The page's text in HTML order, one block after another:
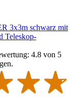
3x3m schwarz mit
Teleskop-
4.8 von 5